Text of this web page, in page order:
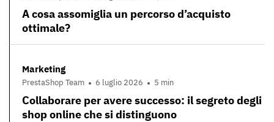
A cosa assomiglia un percorso d’acquisto
ottimale?
Marketing
PrestaShop Team 6 luglio 2026 5 min
Collaborare per avere successo: il segreto degli
shop online che si distinguono